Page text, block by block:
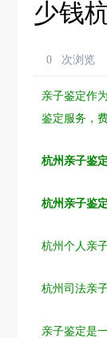
少钱
0 次浏览
亲子鉴定作
鉴定服务，
杭州亲子鉴
杭州亲子鉴
杭州个人亲
杭州司法亲
亲子鉴定是